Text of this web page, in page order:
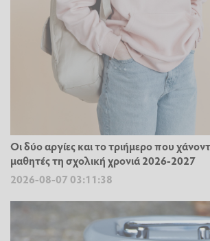
Οι δύο αργίες και το τριήμερο που
μαθητές τη σχολική χρονιά 2026-2027
2026-08-07 03:11:38